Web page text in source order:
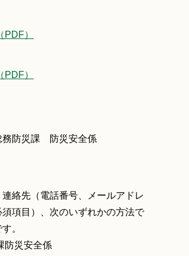
）
）
務防災課 防災安全係
絡先（電話番号、メールアドレ
項目）、次のいずれかの方法で
。
防災安全係